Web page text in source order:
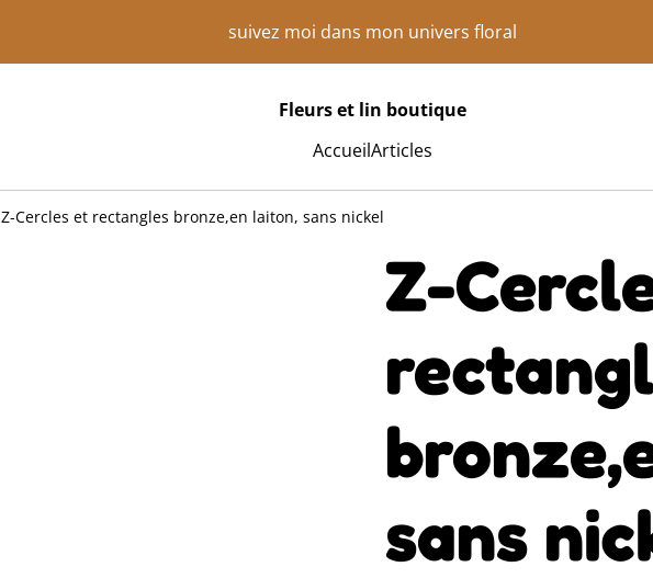
suivez moi dans mon univers floral
Fleurs et lin boutique
AccueilArticles
Z-Cercles et rectangles bronze,en laiton, sans nickel
Z-
sans